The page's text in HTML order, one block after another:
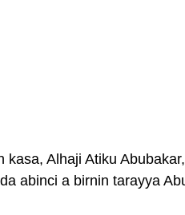
Alhaji Atiku
abinci a birnin tarayya